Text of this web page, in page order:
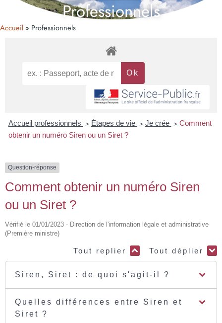
Professionnels
Accueil Professionnels
Accueil professionnels > Étapes de vie > Je crée > Comment
obtenir un numéro Siren ou un Siret ?
Question-réponse
Comment obtenir un numéro Siren
ou un Siret ?
Vérifié le 01/01/2023 - Direction de l'information légale et administrative
(Première ministre)
Tout replier Tout déplier
Siren, Siret : de quoi s'agit-il ?
Quelles différences entre Siren et
Siret ?